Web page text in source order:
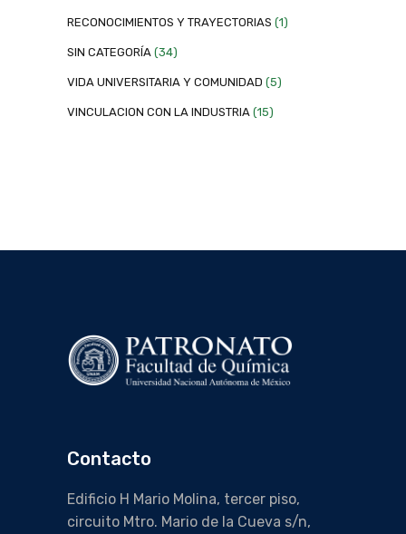
RECONOCIMIENTOS Y TRAYECTORIAS (1)
SIN CATEGORÍA (34)
VIDA UNIVERSITARIA Y COMUNIDAD (5)
VINCULACION CON LA INDUSTRIA (15)
Contacto
Edificio H Mario Molina, tercer piso,
circuito Mtro. Mario de la Cueva s/n,